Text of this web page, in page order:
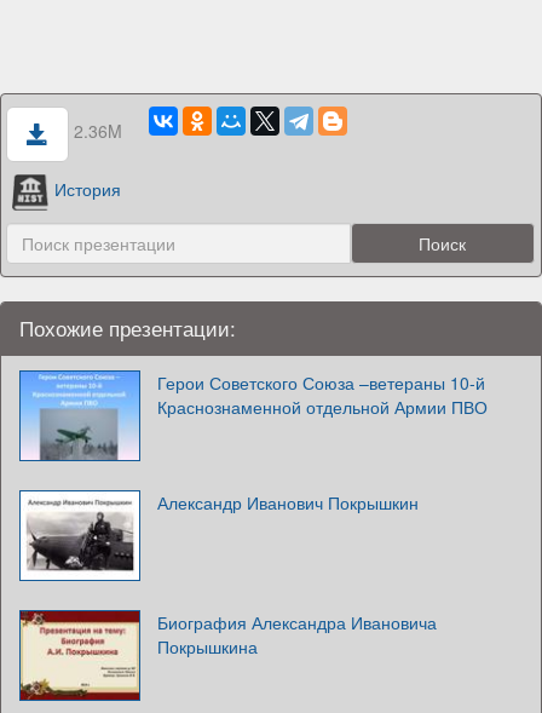
2.36M
История
Похожие презентации:
Герои Советского Союза –ветераны 10-й
Краснознаменной отдельной Армии ПВО
Александр Иванович Покрышкин
Биография Александра Ивановича
Покрышкина